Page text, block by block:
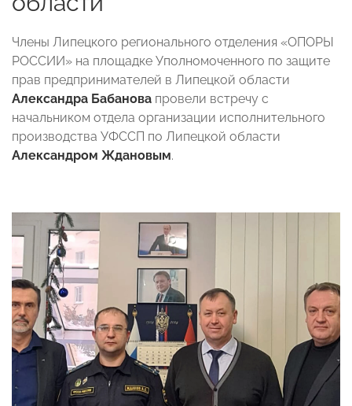
Члены Липецкого регионального отделения «ОПОРЫ
РОССИИ» на площадке Уполномоченного по защите
прав предпринимателей в Липецкой области
Александра Бабанова провели встречу с
начальником отдела организации исполнительного
производства УФССП по Липецкой области
Александром Ждановым.